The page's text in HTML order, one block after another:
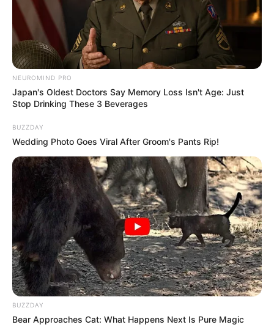
Pacar
–
Kekayaan
Tidak diketahui pasti berapa total kekayaan Halda Firga,
Kontroversi
–
Fakta Menarik
Ayahnya adalah seorang anggota Kepolisian Republik
Indonesia.
Ia berasal dari Semarang, Jawa Tengah. Hal ini terlihat dari
beberapa unggahan awalnya di Instagram.
Ia pernah mengenyam pendidikan di Assalaam Islamic Modern
Boarding School atau yang juga dikenal sebagai Pondok
Assalaam. Sekolah ini terletak di Solo, Jawa Tengah.
NEUROMIND PRO
Japan's Oldest Doctors Say Memory Loss Isn't Age: Just
Stop Drinking These 3 Beverages
BUZZDAY
Wedding Photo Goes Viral After Groom's Pants Rip!
BUZZDAY
Bear Approaches Cat: What Happens Next Is Pure Magic